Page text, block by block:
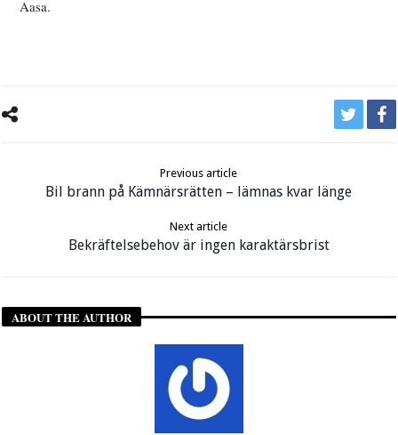
Aasa.
Previous article
Bil brann på Kämnärsrätten – lämnas kvar länge
Next article
Bekräftelsebehov är ingen karaktärsbrist
ABOUT THE AUTHOR